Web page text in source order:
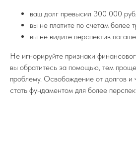
ваш долг превысил 300 000
вы не платите по счетам более
вы не видите перспектив
Не игнорируйте признаки
вы обратитесь за помощью, тем
проблему. Освобождение от долгов и
стать фундаментом для более